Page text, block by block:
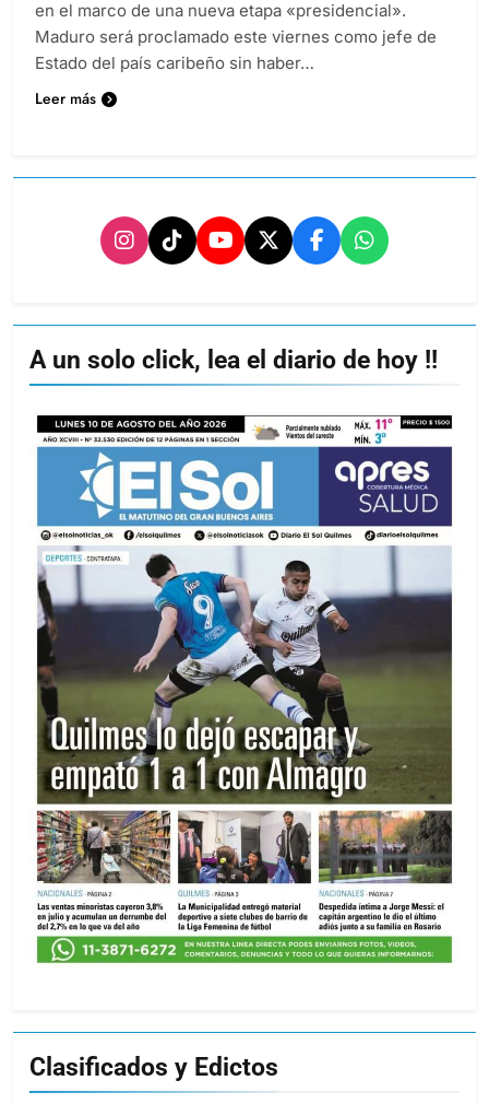
en el marco de una nueva etapa «presidencial».
Maduro será proclamado este viernes como jefe de
Estado del país caribeño sin haber…
Leer más
A un solo click, lea el diario de hoy !!
Clasificados y Edictos